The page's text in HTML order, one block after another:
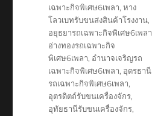
เฉพาะกิจพิเศษ6เพลา,หาง
โลวเบทรับขนส่งสินค้าโรงงาน,
อยุธยารถเฉพาะกิจพิเศษ6เพลา
อ่างทองรถเฉพาะกิจ
พิเศษ6เพลา, อำนาจเจริญรถ
เฉพาะกิจพิเศษ6เพลา, อุดรธานี
รถเฉพาะกิจพิเศษ6เพลา,
อุตรดิตถ์รับขนเครื่องจักร,
อุทัยธานีรับขนเครื่องจักร,